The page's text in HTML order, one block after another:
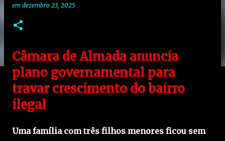
em dezembro 23, 2025
Câmara de Almada anuncia
plano governamental para
travar crescimento do bairro
ilegal
Uma família com três filhos menores ficou sem